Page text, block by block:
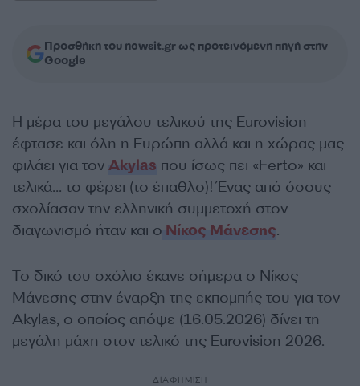
Προσθήκη του newsit.gr ως προτεινόμενη πηγή στην
Google
Η μέρα του μεγάλου τελικού της Eurovision
έφτασε και όλη η Ευρώπη αλλά και η χώρας μας
φιλάει για τον Akylas που ίσως πει «Ferto» και
τελικά… το φέρει (το έπαθλο)! Ένας από όσους
σχολίασαν την ελληνική συμμετοχή στον
διαγωνισμό ήταν και ο Νίκος Μάνεσης.
Το δικό του σχόλιο έκανε σήμερα ο Νίκος
Μάνεσης στην έναρξη της εκπομπής του για τον
Akylas, ο οποίος απόψε (16.05.2026) δίνει τη
μεγάλη μάχη στον τελικό της Eurovision 2026.
ΔΙΑΦΗΜΙΣΗ